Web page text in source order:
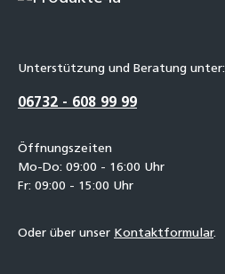
Unterstützung und Beratung unter:
06732 - 608 99 99
Öffnungszeiten
Mo-Do: 09:00 - 16:00 Uhr
Fr: 09:00 - 15:00 Uhr
Oder über unser Kontaktformular.